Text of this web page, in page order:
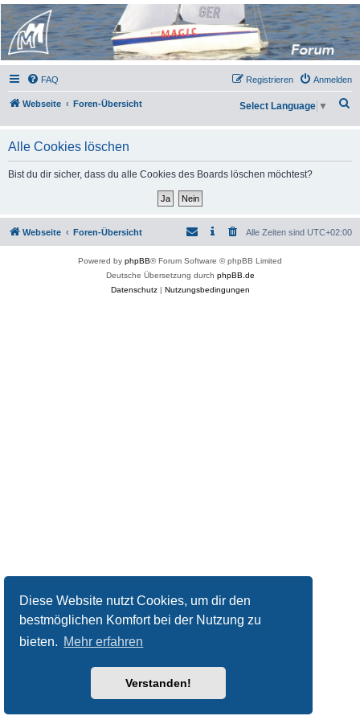
Diese Website nutzt Cookies, um dir den
bestmöglichen Komfort bei der Nutzung zu
bieten. Mehr erfahren
Verstanden!
Micro Magic Forum
Deutschland
FAQ Anmelden
Registrieren
Webseite Foren-Übersicht
h
Select Language ▼
Alle Cookies löschen
Bist du dir sicher, dass du alle Cookies des Boards löschen möchtest?
Webseite Foren-Übersicht Alle Zeiten sind UTC+02:00
Powered by phpBB® Forum Software © phpBB Limited
Deutsche Übersetzung durch phpBB.de
Datenschutz| Nutzungsbedingungen